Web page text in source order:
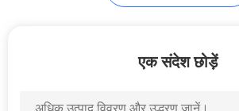
लैब परीक्षण उपकरण
एक संदेश छोड़ें